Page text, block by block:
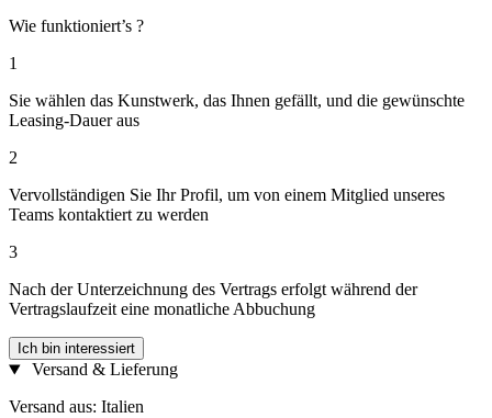
Wie funktioniert’s ?
1
Sie wählen das Kunstwerk, das Ihnen gefällt, und die gewünschte
Leasing-Dauer aus
2
Vervollständigen Sie Ihr Profil, um von einem Mitglied unseres
Teams kontaktiert zu werden
3
Nach der Unterzeichnung des Vertrags erfolgt während der
Vertragslaufzeit eine monatliche Abbuchung
Ich bin interessiert
Versand & Lieferung
Versand aus: Italien